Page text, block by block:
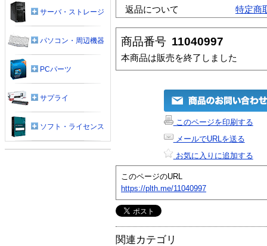
返品について
特定商
商品番号 11040997
本商品は販売を終了しました
このページを印刷する
メールでURLを送る
お気に入りに追加する
このページのURL
https://plth.me/11040997
関連カテゴリ
サーバ・ストレージ
パソコン・周辺機器
PCパーツ
サプライ
ソフト・ライセンス